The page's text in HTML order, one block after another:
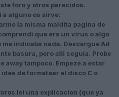
foro y otros parecidos.
a alguno os sirve:
la misma maldita pagina de
que era un virus o algo
indicaba nada. Descargue Ad
basura, pero alli seguia. Probe
away tampoco. Empeze a estar
de formatear el disco C o
lei una explicacion (que ya